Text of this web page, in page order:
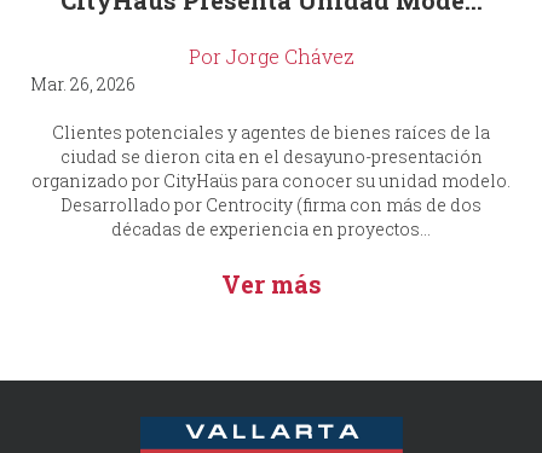
Por Jorge Chávez
Mar. 26, 2026
Clientes potenciales y agentes de bienes raíces de la
ciudad se dieron cita en el desayuno-presentación
organizado por CityHaüs para conocer su unidad modelo.
Desarrollado por Centrocity (firma con más de dos
décadas de experiencia en proyectos...
Ver más